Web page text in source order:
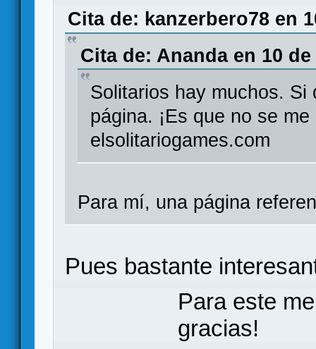
Cita de: kanzerbero78 en
Cita de: Ananda en 10
Solitarios hay muchos.
página. ¡Es que no se
elsolitariogames.com
Para mí, una página
Pues bastante
Para este
gracias!